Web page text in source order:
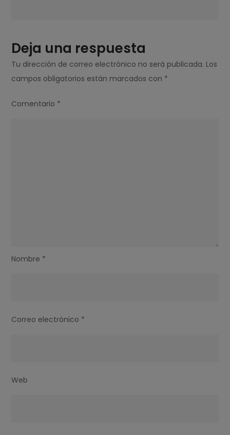
Deja una respuesta
Tu dirección de correo electrónico no será publicada. Los
campos obligatorios están marcados con *
Comentario *
Nombre *
Correo electrónico *
Web